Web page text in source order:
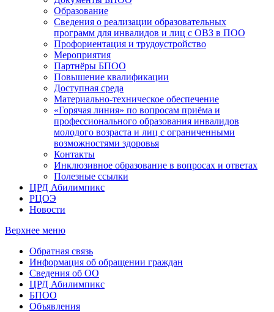
Образование
Сведения о реализации образовательных
программ для инвалидов и лиц с ОВЗ в ПОО
Профориентация и трудоустройство
Мероприятия
Партнёры БПОО
Повышение квалификации
Доступная среда
Материально-техническое обеспечение
«Горячая линия» по вопросам приёма и
профессионального образования инвалидов
молодого возраста и лиц с ограниченными
возможностями здоровья
Контакты
Инклюзивное образование в вопросах и ответах
Полезные ссылки
ЦРД Абилимпикс
РЦОЭ
Новости
Верхнее меню
Обратная связь
Информация об обращении граждан
Сведения об ОО
ЦРД Абилимпикс
БПОО
Объявления